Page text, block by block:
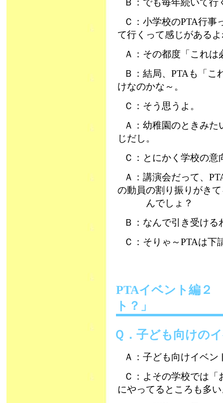
Ｂ：でも毎年続いて行
Ｃ：小学校のPTA行事
て行くって感じがある
Ａ：その都度「これ
Ｂ：結局、PTAも「こ
けなのかな～。
Ｃ：そう思うよ。
Ａ：幼稚園のときみ
じだし。
Ｃ：とにかく学校の
Ａ：講演会だって、
の動員の割り振りがき
んでしょ？
Ｂ：なんで引き受ける
Ｃ：そりゃ～PTAは下
PTAイベント編２
ト？」
Ｑ．子ども向けの
Ａ：子ども向けイベ
Ｃ：よその学校では
にやってるところも多